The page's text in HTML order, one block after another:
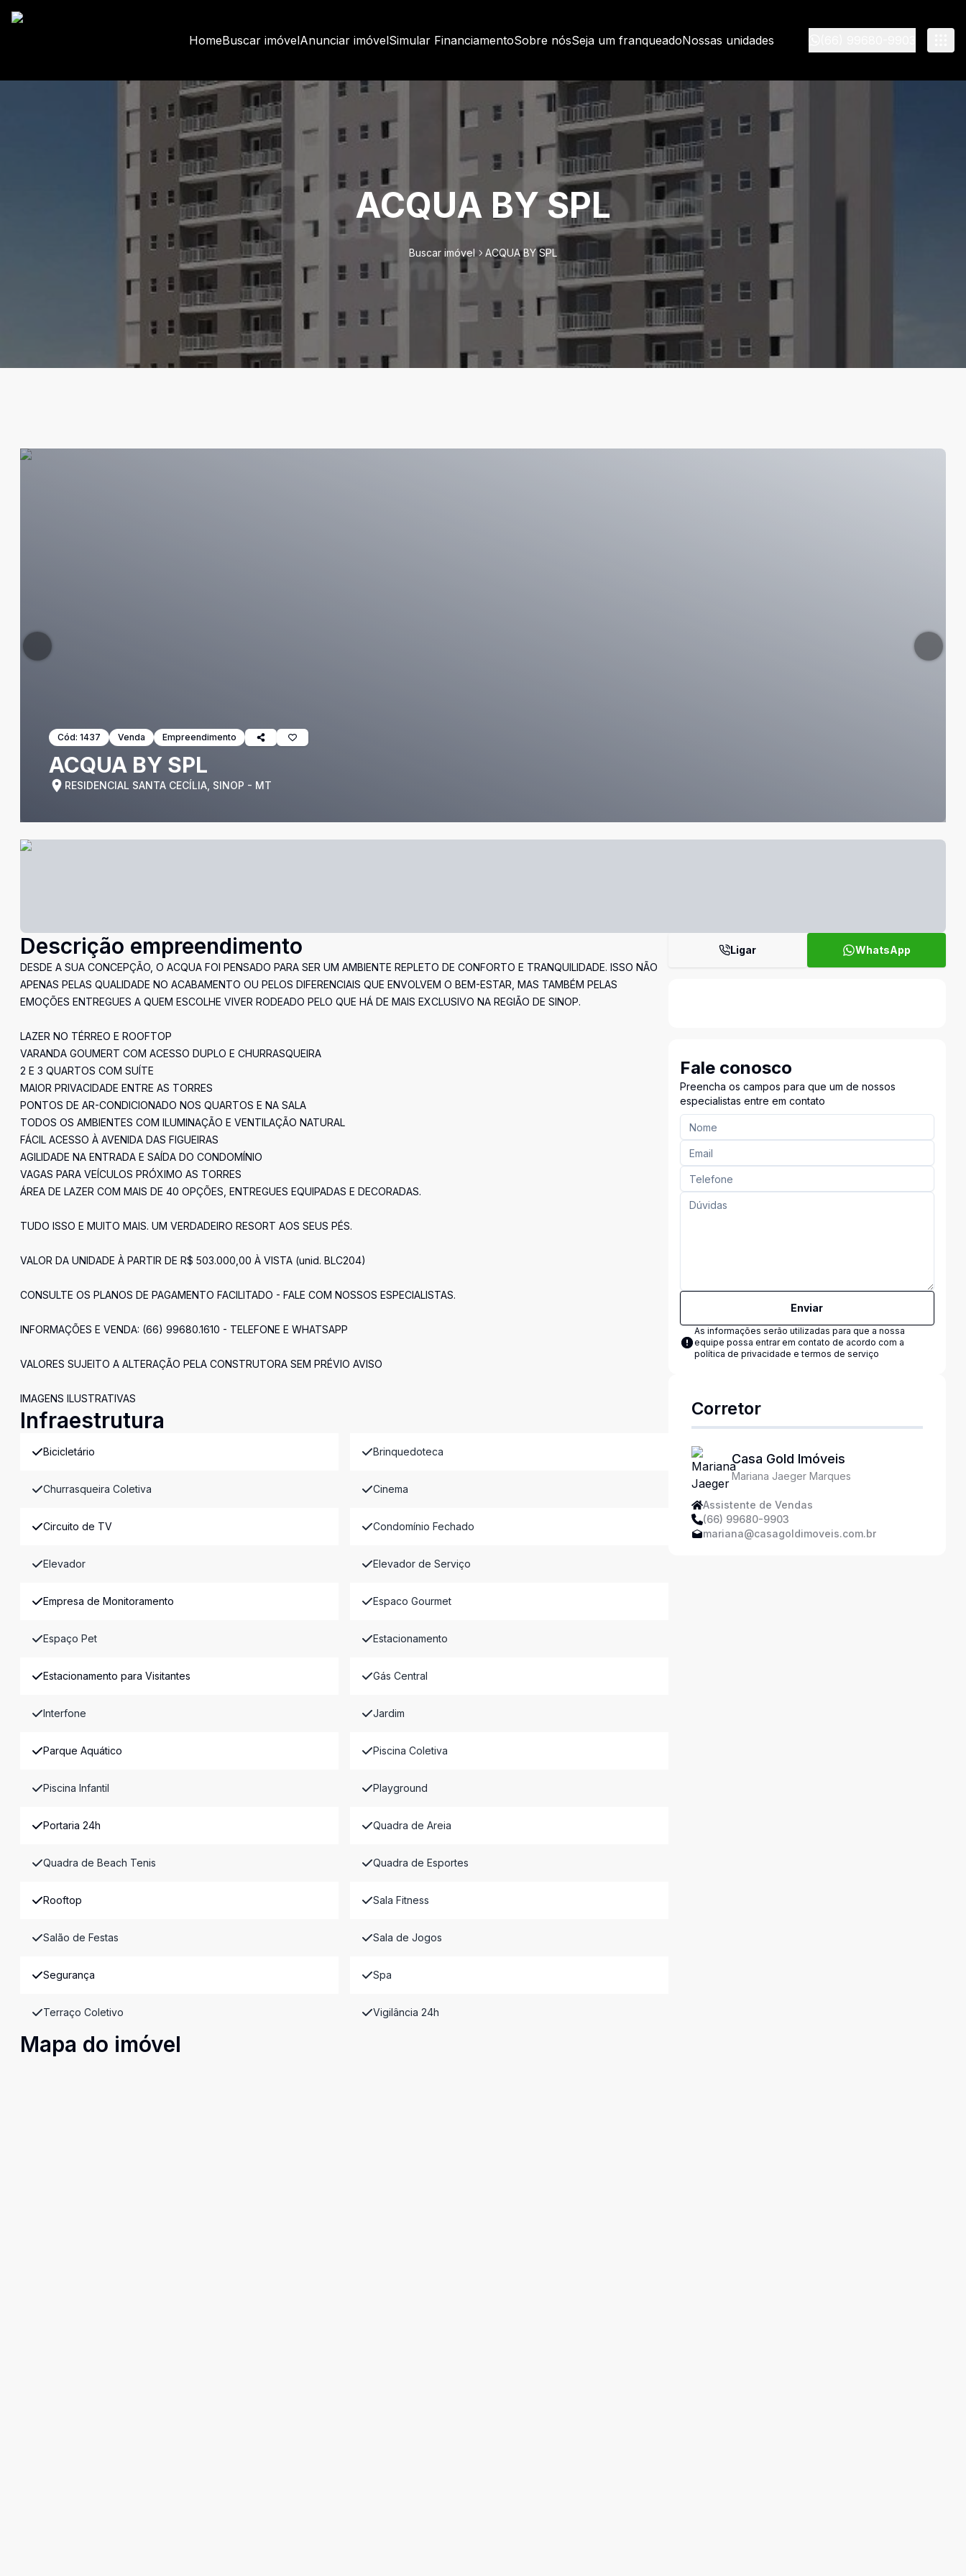
HomeBuscar imóvelAnunciar imóvelSimular FinanciamentoSobre nósSeja um franqueadoNossas unidades
ACQUA BY SPL
Buscar imóvel ACQUA BY SPL
Cód: 1437 Venda Empreendimento
ACQUA BY SPL
RESIDENCIAL SANTA CECÍLIA, SINOP - MT
Descrição empreendimento
DESDE A SUA CONCEPÇÃO, O ACQUA FOI PENSADO PARA SER UM AMBIENTE REPLETO DE CONFORTO E TRANQUILIDADE. ISSO NÃO
APENAS PELAS QUALIDADE NO ACABAMENTO OU PELOS DIFERENCIAIS QUE ENVOLVEM O BEM-ESTAR, MAS TAMBÉM PELAS
EMOÇÕES ENTREGUES A QUEM ESCOLHE VIVER RODEADO PELO QUE HÁ DE MAIS EXCLUSIVO NA REGIÃO DE SINOP.
LAZER NO TÉRREO E ROOFTOP
VARANDA GOUMERT COM ACESSO DUPLO E CHURRASQUEIRA
2 E 3 QUARTOS COM SUÍTE
MAIOR PRIVACIDADE ENTRE AS TORRES
PONTOS DE AR-CONDICIONADO NOS QUARTOS E NA SALA
TODOS OS AMBIENTES COM ILUMINAÇÃO E VENTILAÇÃO NATURAL
FÁCIL ACESSO À AVENIDA DAS FIGUEIRAS
AGILIDADE NA ENTRADA E SAÍDA DO CONDOMÍNIO
VAGAS PARA VEÍCULOS PRÓXIMO AS TORRES
ÁREA DE LAZER COM MAIS DE 40 OPÇÕES, ENTREGUES EQUIPADAS E DECORADAS.
TUDO ISSO E MUITO MAIS. UM VERDADEIRO RESORT AOS SEUS PÉS.
VALOR DA UNIDADE À PARTIR DE R$ 503.000,00 À VISTA (unid. BLC204)
CONSULTE OS PLANOS DE PAGAMENTO FACILITADO - FALE COM NOSSOS ESPECIALISTAS.
INFORMAÇÕES E VENDA: (66) 99680.1610 - TELEFONE E WHATSAPP
VALORES SUJEITO A ALTERAÇÃO PELA CONSTRUTORA SEM PRÉVIO AVISO
IMAGENS ILUSTRATIVAS
Infraestrutura
Bicicletário Brinquedoteca
Churrasqueira Coletiva Cinema
Circuito de TV Condomínio Fechado
Elevador Elevador de Serviço
Empresa de Monitoramento Espaco Gourmet
Espaço Pet Estacionamento
Estacionamento para Visitantes Gás Central
Interfone Jardim
Parque Aquático Piscina Coletiva
Piscina Infantil Playground
Portaria 24h Quadra de Areia
Quadra de Beach Tenis Quadra de Esportes
Rooftop Sala Fitness
Salão de Festas Sala de Jogos
Segurança Spa
Terraço Coletivo Vigilância 24h
Mapa do imóvel
Ligar WhatsApp
Fale conosco
Preencha os campos para que um de nossos
especialistas entre em contato
Enviar
As informações serão utilizadas para que a nossa
equipe possa entrar em contato de acordo com a
política de privacidade e termos de serviço
Corretor
Casa Gold Imóveis
Mariana Jaeger Marques
Assistente de Vendas
(66) 99680-9903
mariana@casagoldimoveis.com.br